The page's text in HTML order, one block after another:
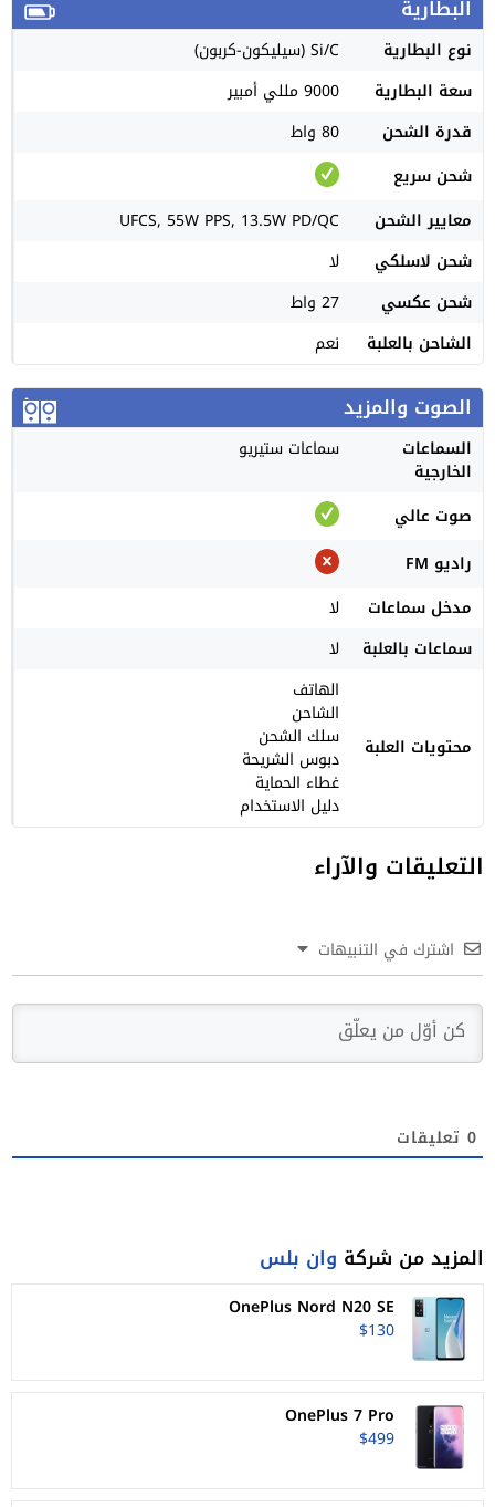
البطارية
نوع البطارية
Si/C (سيليكون-كربون)
سعة البطارية
9000 مللي أمبير
قدرة الشحن
80 واط
شحن سريع
معايير الشحن
UFCS, 55W PPS, 13.5W PD/QC
شحن لاسلكي
لا
شحن عكسي
27 واط
الشاحن بالعلبة
نعم
الصوت والمزيد
السماعات
الخارجية
سماعات ستيريو
صوت عالي
راديو FM
مدخل سماعات
لا
سماعات بالعلبة
لا
محتويات العلبة
الهاتف
الشاحن
سلك الشحن
دبوس الشريحة
غطاء الحماية
دليل الاستخدام
التعليقات والآراء
اشترك في التنبيهات
0 تعليقات
المزيد من شركة وان بلس
OnePlus Nord N20 SE
$130
OnePlus 7 Pro
$499